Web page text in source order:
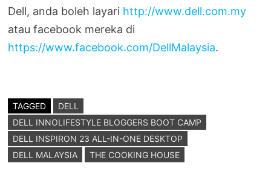
Dell, anda boleh layari http://www.dell.com.my
atau facebook mereka di
https://www.facebook.com/DellMalaysia.
TAGGED
DELL
DELL INNOLIFESTYLE BLOGGERS BOOT CAMP
DELL INSPIRON 23 ALL-IN-ONE DESKTOP
DELL MALAYSIA
THE COOKING HOUSE